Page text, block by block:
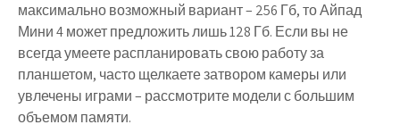
максимально возможный вариант – 256 Гб, то Айпад
Мини 4 может предложить лишь 128 Гб. Если вы не
всегда умеете распланировать свою работу за
планшетом, часто щелкаете затвором камеры или
увлечены играми – рассмотрите модели с большим
объемом памяти.